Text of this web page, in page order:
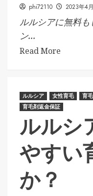
phi72110 2023年4
ルルシアに無料
ン...
Read More
ルルシア 女性育毛 育
育毛剤返金保証
ルルシ
やすい
か？